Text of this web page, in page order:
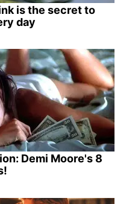
is the secret to
day
Demi Moore's 8